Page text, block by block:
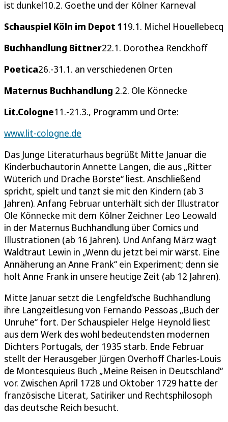
ist dunkel10.2. Goethe und der Kölner Karneval
Schauspiel Köln im Depot 1 19.1. Michel Houellebecq
Buchhandlung Bittner22.1. Dorothea Renckhoff
Poetica26.-31.1. an verschiedenen Orten
Maternus Buchhandlung 2.2. Ole Könnecke
Lit.Cologne11.-21.3., Programm und Orte:
www.lit-cologne.de
Das Junge Literaturhaus begrüßt Mitte Januar die
Kinderbuchautorin Annette Langen, die aus „Ritter
Wüterich und Drache Borste“ liest. Anschließend
spricht, spielt und tanzt sie mit den Kindern (ab 3
Jahren). Anfang Februar unterhält sich der Illustrator
Ole Könnecke mit dem Kölner Zeichner Leo Leowald
in der Maternus Buchhandlung über Comics und
Illustrationen (ab 16 Jahren). Und Anfang März wagt
Waldtraut Lewin in „Wenn du jetzt bei mir wärst. Eine
Annäherung an Anne Frank“ ein Experiment; denn sie
holt Anne Frank in unsere heutige Zeit (ab 12 Jahren).
Mitte Januar setzt die Lengfeld’sche Buchhandlung
ihre Langzeitlesung von Fernando Pessoas „Buch der
Unruhe“ fort. Der Schauspieler Helge Heynold liest
aus dem Werk des wohl bedeutendsten modernen
Dichters Portugals, der 1935 starb. Ende Februar
stellt der Herausgeber Jürgen Overhoff Charles-Louis
de Montesquieus Buch „Meine Reisen in Deutschland“
vor. Zwischen April 1728 und Oktober 1729 hatte der
französische Literat, Satiriker und Rechtsphilosoph
das deutsche Reich besucht.